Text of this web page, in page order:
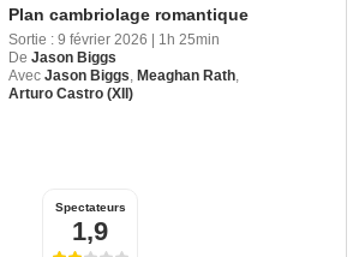
Plan cambriolage romantique
Sortie : 9 février 2026 | 1h 25min
De Jason Biggs
Avec Jason Biggs Meaghan Rath
Arturo Castro (XII)
Spectateurs
1,9